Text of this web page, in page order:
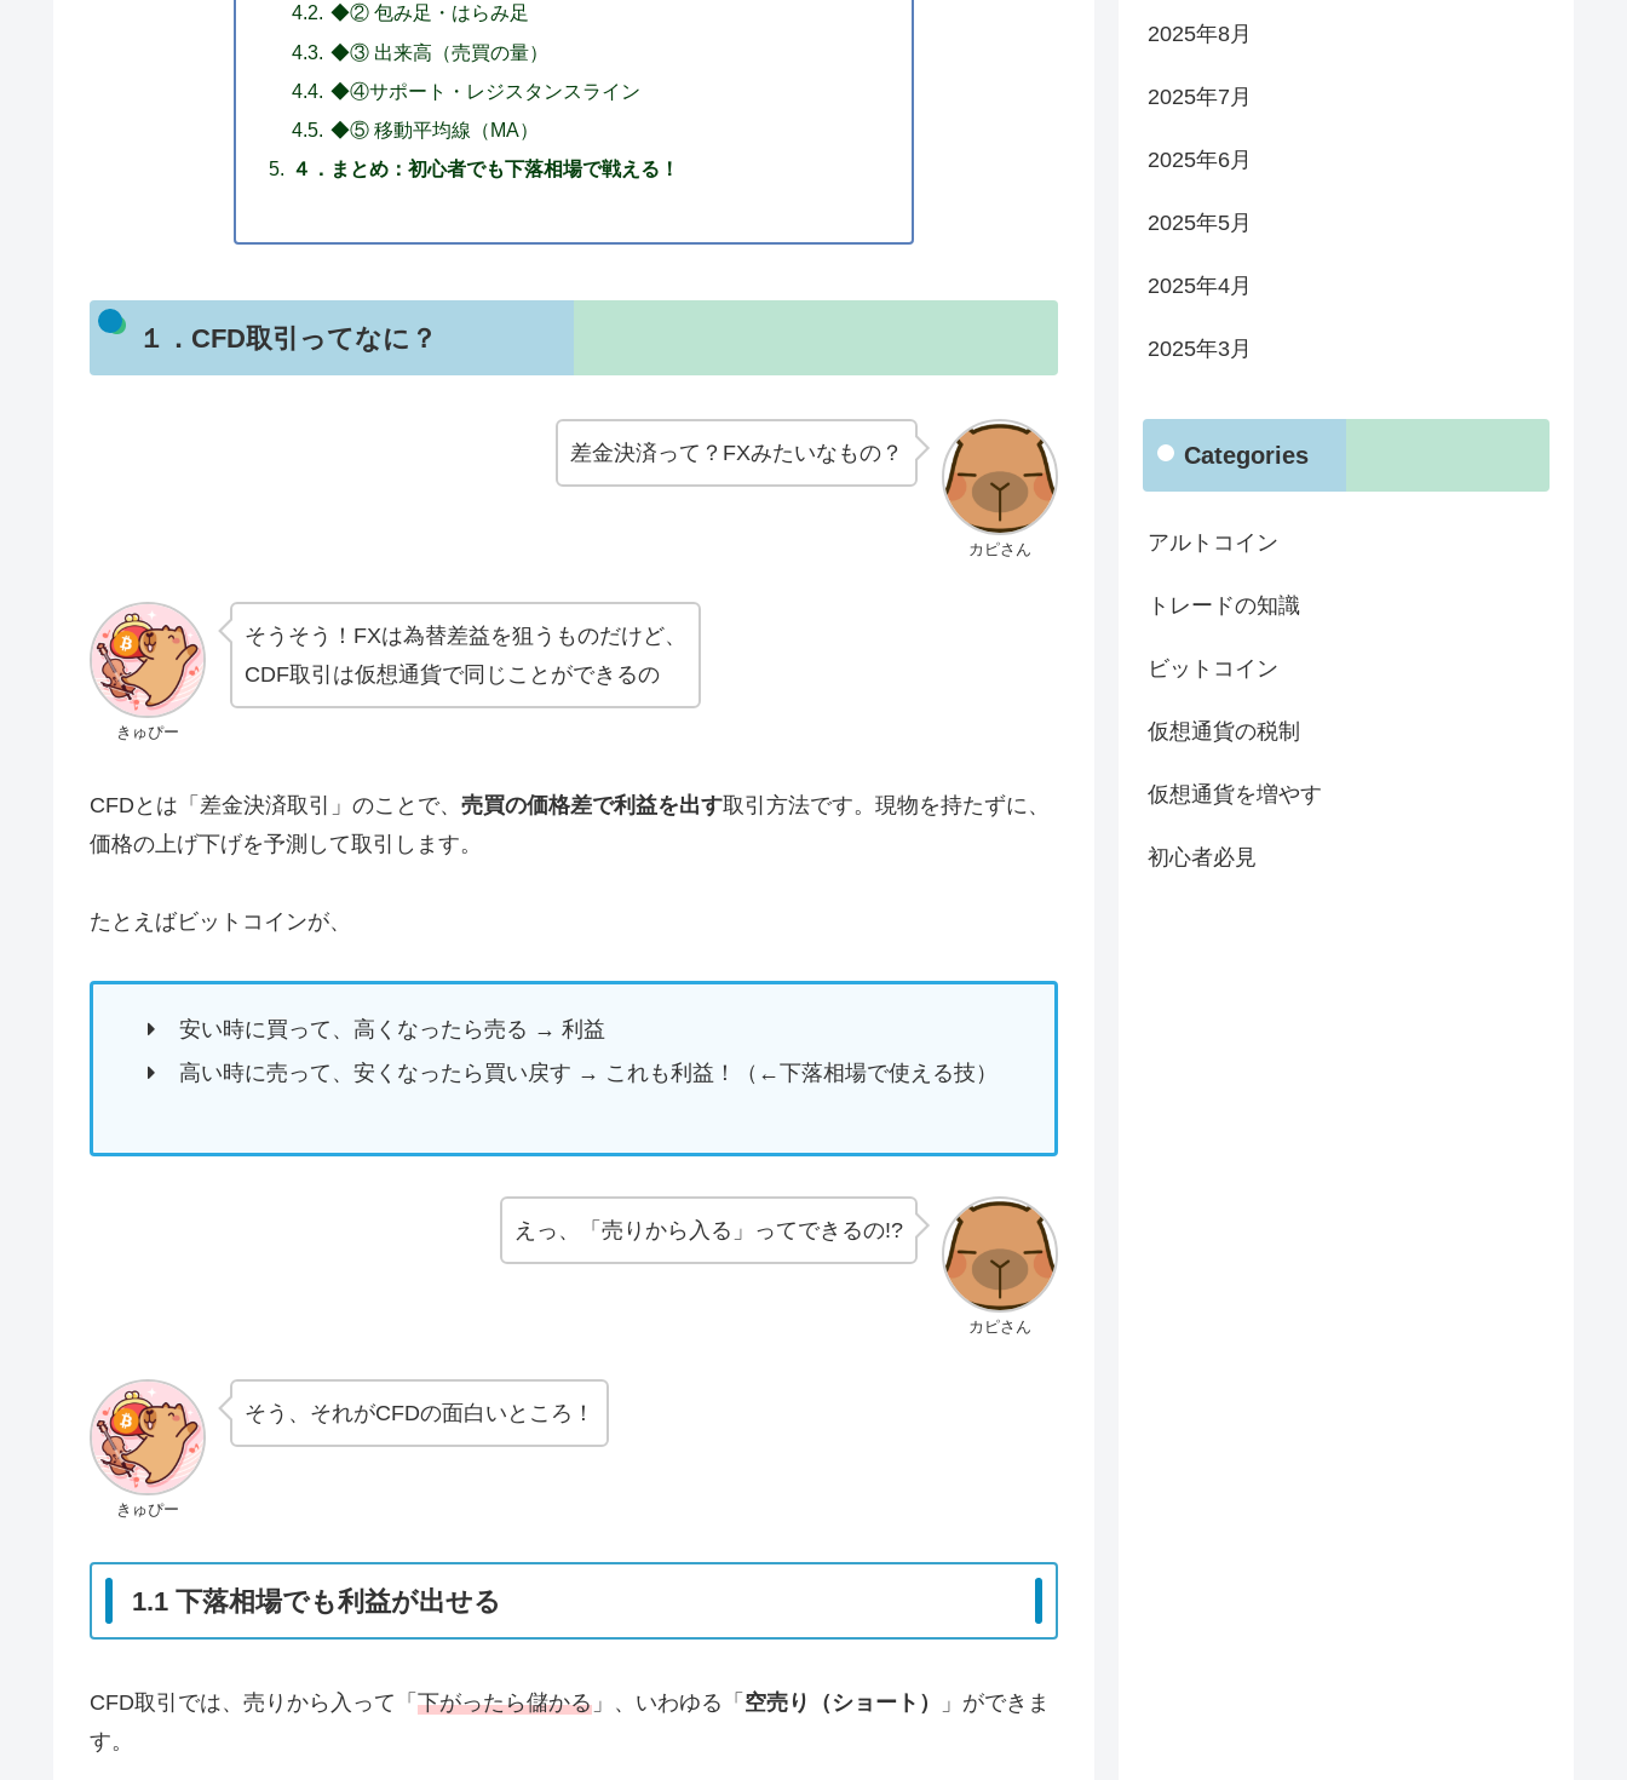
◆② 包み足・はらみ足
◆③ 出来高（売買の量）
◆④サポート・レジスタンスライン
◆⑤ 移動平均線（MA）
４．まとめ：初心者でも下落相場で戦える！
１．CFD取引ってなに？
カピさん
差金決済って？FXみたいなもの？
きゅぴー
そうそう！FXは為替差益を狙うものだけど、
CDF取引は仮想通貨で同じことができるの
CFDとは「差金決済取引」のことで、 売買の価格差で利益を出す取引方法です。現物を持たずに、
価格の上げ下げを予測して取引します。
たとえばビットコインが、
安い時に買って、高くなったら売る → 利益
高い時に売って、安くなったら買い戻す → これも利益！（←下落相場で使える技）
カピさん
えっ、「売りから入る」ってできるの!?
きゅぴー
そう、それがCFDの面白いところ！
1.1 下落相場でも利益が出せる
CFD取引では、売りから入って「 下がったら儲かる 」、いわゆる「 空売り（ショート）
」ができま
す。
2025年8月
2025年7月
2025年6月
2025年5月
2025年4月
2025年3月
Categories
アルトコイン
トレードの知識
ビットコイン
仮想通貨の税制
仮想通貨を増やす
初心者必見